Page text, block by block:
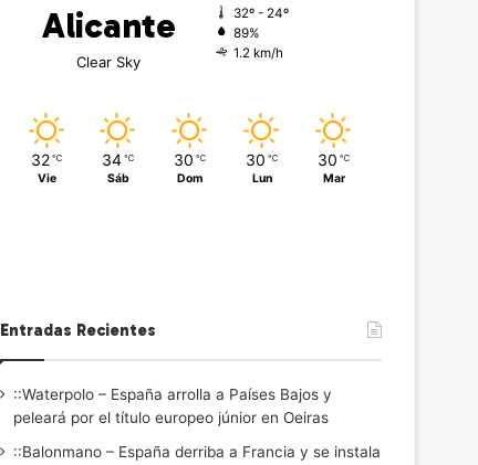
Alicante
Clear Sky
32º - 24º
89%
1.2 km/h
32 ℃
Vie
34 ℃
Sáb
30 ℃
Dom
30 ℃
Lun
30 ℃
Mar
Entradas Recientes
::Waterpolo – España arrolla a Países Bajos y
peleará por el título europeo júnior en Oeiras
::Balonmano – España derriba a Francia y se instala